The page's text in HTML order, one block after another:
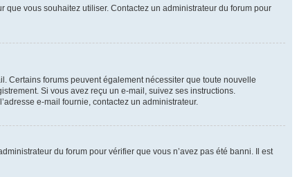
que vous souhaitez utiliser. Contactez un administrateur du forum pour
Certains forums peuvent également nécessiter que toute nouvelle
Si vous avez reçu un e-mail, suivez ses instructions.
e-mail fournie, contactez un administrateur.
du forum pour vérifier que vous n’avez pas été banni. Il est